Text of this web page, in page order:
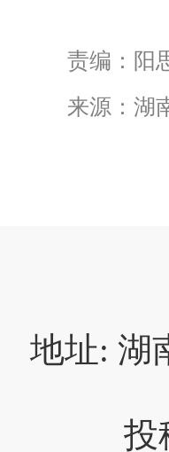
责编：阳
来源：湖
地址: 湖
投